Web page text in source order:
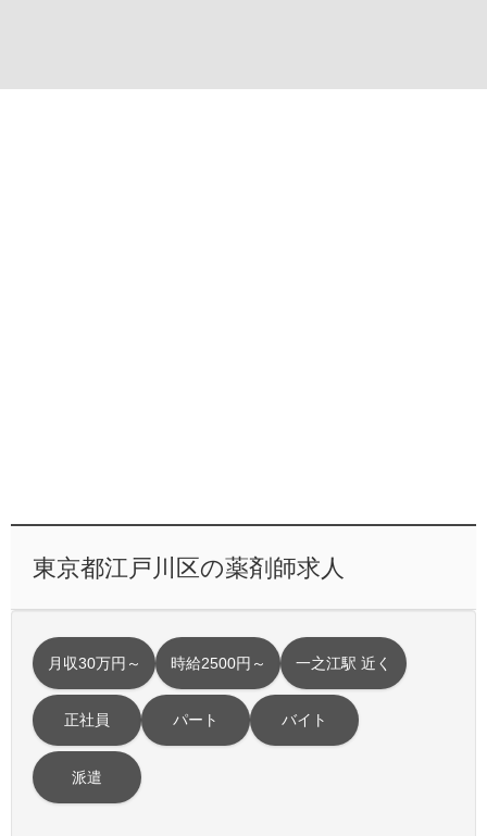
東京都江戸川区の薬剤師求人
月収30万円～ 時給2500円～ 一之江駅 近く
正社員 パート バイト
派遣